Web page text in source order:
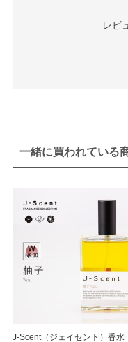
レビ
一緒に買われている
J-Scent（ジェイセント）香水